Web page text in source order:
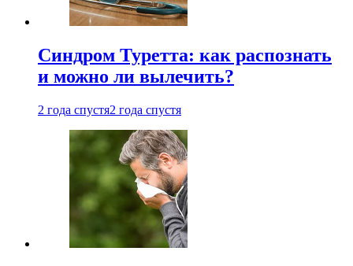
Синдром Туретта: как распознать
и можно ли вылечить?
2 года спустя2 года спустя